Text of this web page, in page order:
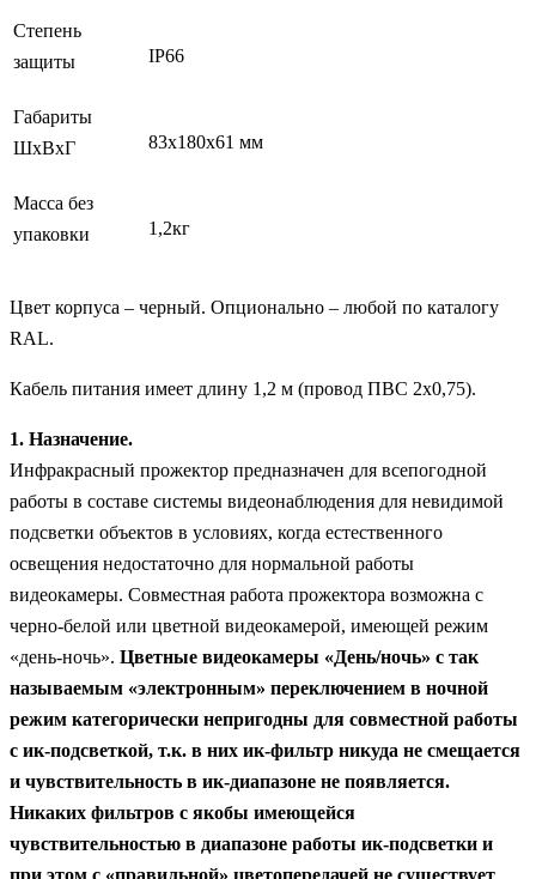
Степень
защиты
IP66
Габариты
ШхВхГ
83х180х61 мм
Масса без
упаковки
1,2кг
Цвет корпуса – черный. Опционально – любой по каталогу
RAL.
Кабель питания имеет длину 1,2 м (провод ПВС 2х0,75).
1. Назначение.
Инфракрасный прожектор предназначен для всепогодной
работы в составе системы видеонаблюдения для невидимой
подсветки объектов в условиях, когда естественного
освещения недостаточно для нормальной работы
видеокамеры. Совместная работа прожектора возможна с
черно-белой или цветной видеокамерой, имеющей режим
«день-ночь». Цветные видеокамеры «День/ночь» с так
называемым «электронным» переключением в ночной
режим категорически непригодны для совместной работы
с ик-подсветкой, т.к. в них ик-фильтр никуда не смещается
и чувствительность в ик-диапазоне не появляется.
Никаких фильтров с якобы имеющейся
чувствительностью в диапазоне работы ик-подсветки и